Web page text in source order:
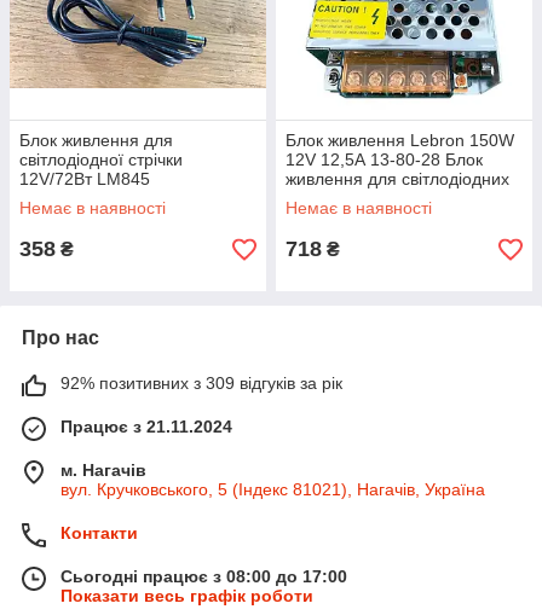
Блок живлення для
світлодіодної стрічки
12V/72Вт LM845
Немає в наявності
358 ₴
Блок живлення Lebron 150W
12V 12,5А 13-80-28 Блок
живлення для світлодіодних
стрічок Імпульсний
перетворювач
Немає в наявності
718 ₴
Про нас
92% позитивних з 309 відгуків за рік
Працює з 21.11.2024
м. Нагачів
вул. Кручковського, 5 (Індекс 81021), Нагачів, Україна
Контакти
Сьогодні працює з 08:00 до 17:00
Показати весь графік роботи